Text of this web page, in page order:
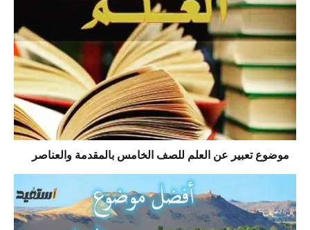
موضوع تعبير عن العلم للصف الخامس بالمقدمة والعناصر